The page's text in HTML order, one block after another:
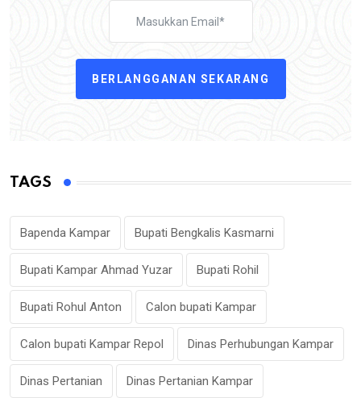
BERLANGGANAN SEKARANG
TAGS
Bapenda Kampar Bupati Bengkalis Kasmarni
Bupati Kampar Ahmad Yuzar Bupati Rohil
Bupati Rohul Anton Calon bupati Kampar
Calon bupati Kampar Repol Dinas Perhubungan Kampar
Dinas Pertanian Dinas Pertanian Kampar